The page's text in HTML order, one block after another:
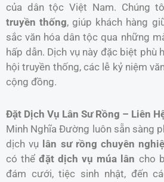
của dân tộc Việt Nam. Chúng
truyền thống, giúp khách hàng
sắc văn hóa dân tộc qua những
hấp dẫn. Dịch vụ này đặc biệt phù
hội truyền thống, các lễ kỷ niệm
cộng đồng.
Đặt Dịch Vụ Lân Sư Rồng – Liên
Minh Nghĩa Đường luôn sẵn sàng
dịch vụ lân sư rồng chuyên
có thểđặt dịch vụ múa lân cho
đám cưới, tiệc sinh nhật, đến